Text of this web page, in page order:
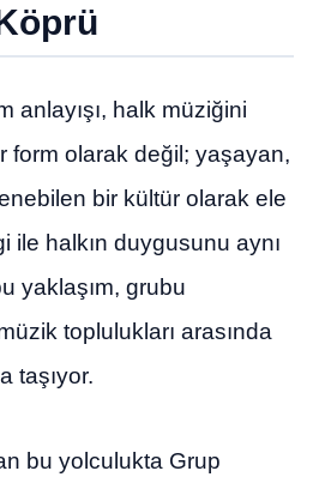
anlayışı, halk müziğini
form olarak değil; yaşayan,
bir kültür olarak ele
ile halkın duygusunu aynı
yaklaşım, grubu
toplulukları arasında
taşıyor.
bu yolculukta Grup